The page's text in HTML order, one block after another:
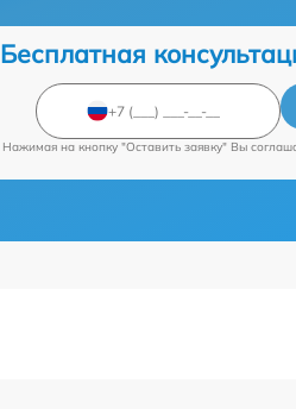
Бесплатная
Нажимая на кнопку "Оставить заявку" Вы